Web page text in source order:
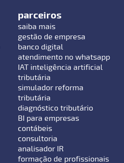
parceiros
saiba mais
gestão de empresa
banco digital
atendimento no whatsapp
IAT inteligência artificial
tributária
simulador reforma
tributária
diagnóstico tributário
BI para empresas
contábeis
consultoria
analisador IR
formação de profissionais